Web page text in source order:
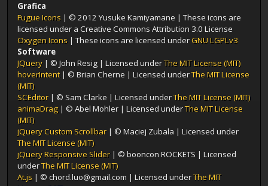
Grafica
Fugue Icons | © 2012 Yusuke Kamiyamane | These icons are
licensed under a Creative Commons Attribution 3.0 License
Oxygen Icons | These icons are licensed underGNU LGPLv3
Software
JQuery | © John Resig | Licensed underThe MIT License (MIT)
hoverIntent| © Brian Cherne | Licensed underThe MIT License
(MIT)
SCEditor| © Sam Clarke | Licensed underThe MIT License (MIT)
animaDrag| © Abel Mohler | Licensed underThe MIT License
(MIT)
jQuery Custom Scrollbar| © Maciej Zubala | Licensed under
The MIT License (MIT)
jQuery Responsive Slider| © booncon ROCKETS | Licensed
underThe MIT License (MIT)
At.js | © chord.luo@gmail.com | Licensed underThe MIT